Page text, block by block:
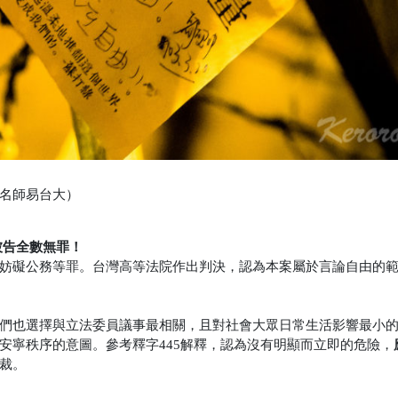
師易台大）
全數無罪！
礙公務等罪。台灣高等法院作出判決，認為本案屬於言論自由的
也選擇與立法委員議事最相關，且對社會大眾日常生活影響最小
秩序的意圖。參考釋字445解釋，認為沒有明顯而立即的危險，
。